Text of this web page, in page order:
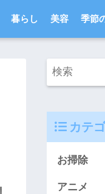
暮らし 美容 季節
カテ
お掃除
アニメ